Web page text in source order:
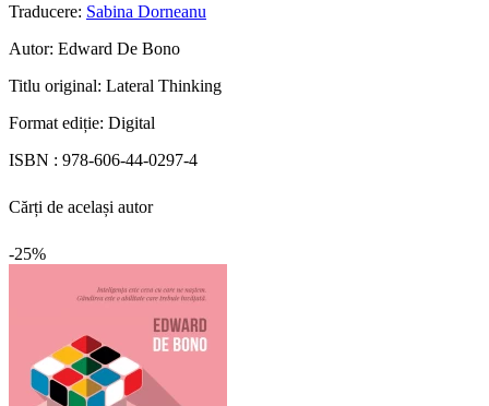
Traducere: Sabina Dorneanu
Autor: Edward De Bono
Titlu original: Lateral Thinking
Format ediție: Digital
ISBN : 978-606-44-0297-4
Cărți de același autor
-25%